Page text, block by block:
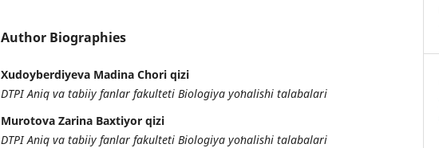
Author Biographies
Xudoyberdiyeva Madina Chori qizi
DTPI Aniq va tabiiy fanlar fakulteti Biologiya yoʻnalishi talabalari
Murotova Zarina Baxtiyor qizi
DTPI Aniq va tabiiy fanlar fakulteti Biologiya yoʻnalishi talabalari